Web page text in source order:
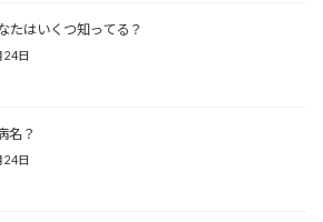
たはいくつ知ってる？
24日
名？
日